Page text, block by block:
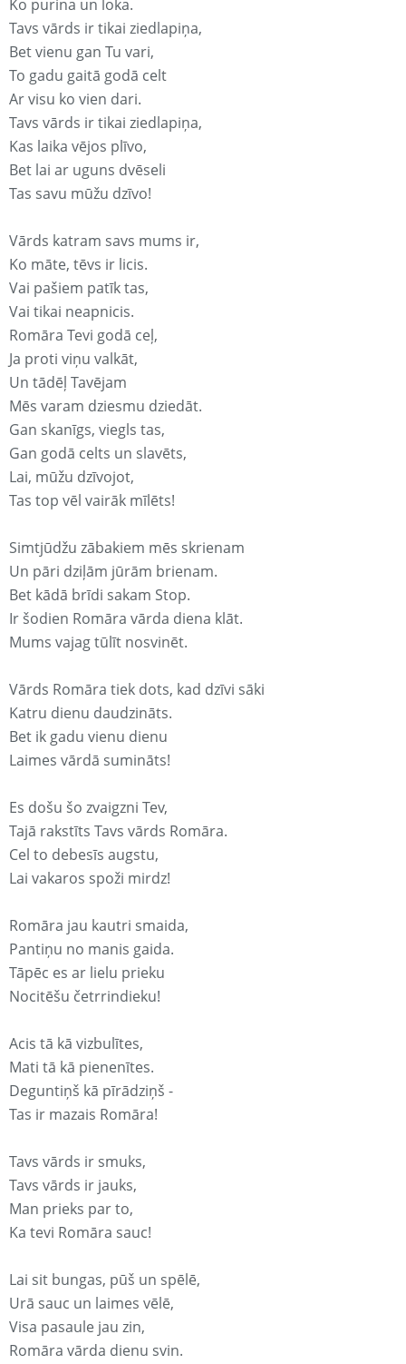
Ko purina un loka.
Tavs vārds ir tikai ziedlapiņa,
Bet vienu gan Tu vari,
To gadu gaitā godā celt
Ar visu ko vien dari.
Tavs vārds ir tikai ziedlapiņa,
Kas laika vējos plīvo,
Bet lai ar uguns dvēseli
Tas savu mūžu dzīvo!
Vārds katram savs mums ir,
Ko māte, tēvs ir licis.
Vai pašiem patīk tas,
Vai tikai neapnicis.
Romāra Tevi godā ceļ,
Ja proti viņu valkāt,
Un tādēļ Tavējam
Mēs varam dziesmu dziedāt.
Gan skanīgs, viegls tas,
Gan godā celts un slavēts,
Lai, mūžu dzīvojot,
Tas top vēl vairāk mīlēts!
Simtjūdžu zābakiem mēs skrienam
Un pāri dziļām jūrām brienam.
Bet kādā brīdi sakam Stop.
Ir šodien Romāra vārda diena klāt.
Mums vajag tūlīt nosvinēt.
Vārds Romāra tiek dots, kad dzīvi sāki
Katru dienu daudzināts.
Bet ik gadu vienu dienu
Laimes vārdā sumināts!
Es došu šo zvaigzni Tev,
Tajā rakstīts Tavs vārds Romāra.
Cel to debesīs augstu,
Lai vakaros spoži mirdz!
Romāra jau kautri smaida,
Pantiņu no manis gaida.
Tāpēc es ar lielu prieku
Nocitēšu četrrindieku!
Acis tā kā vizbulītes,
Mati tā kā pienenītes.
Deguntiņš kā pīrādziņš -
Tas ir mazais Romāra!
Tavs vārds ir smuks,
Tavs vārds ir jauks,
Man prieks par to,
Ka tevi Romāra sauc!
Lai sit bungas, pūš un spēlē,
Urā sauc un laimes vēlē,
Visa pasaule jau zin,
Romāra vārda dienu svin.